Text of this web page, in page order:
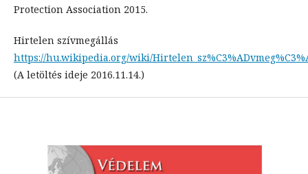
Protection Association 2015.
Hirtelen szívmegállás
https://hu.wikipedia.org/wiki/
(A letöltés ideje 2016.11.14.)